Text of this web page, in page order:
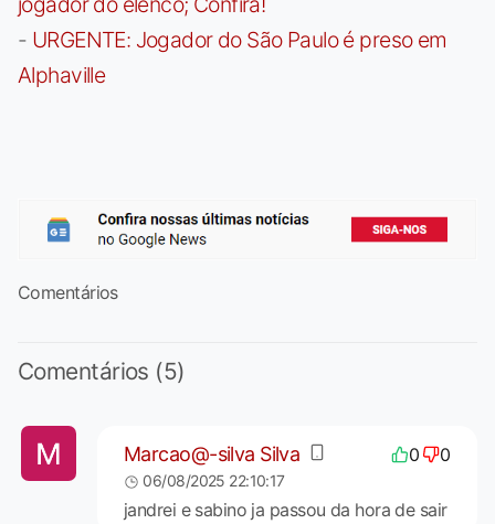
- URGENTE: Jogador do São Paulo é preso em
Alphaville
Comentários
Comentários (5)
Marcao@-silva Silva 0 0
06/08/2025 22:10:17
jandrei e sabino ja passou da hora de sair